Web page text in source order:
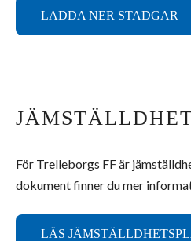
LADDA NER STADGAR
För Trelleborgs FF är
dokument finner du mer
LÄS